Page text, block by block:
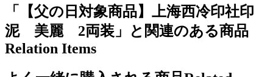
「【父の日対象商品】上海西冷印社印
泥 美麗 2両装」と関連のある商品
Relation Items